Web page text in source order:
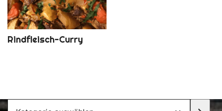
Rindfleisch-Curry
Kategorie